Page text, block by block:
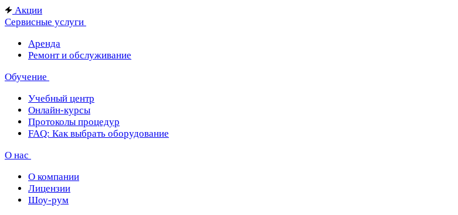
Акции
Сервисные услуги
Аренда
Ремонт и обслуживание
Обучение
Учебный центр
Онлайн-курсы
Протоколы процедур
FAQ: Как выбрать оборудование
О нас
О компании
Лицензии
Шоу-рум